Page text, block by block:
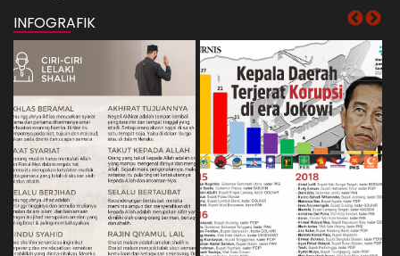
INFOGRAFIK